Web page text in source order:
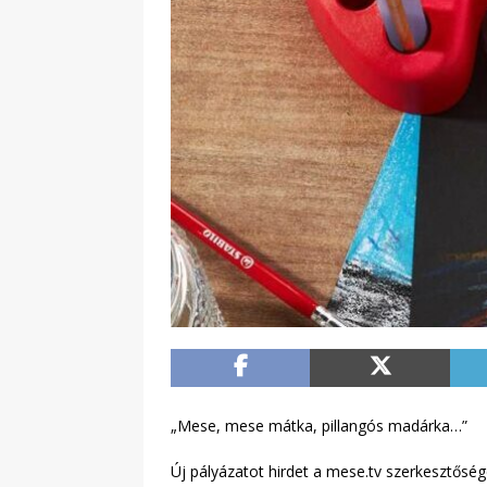
„Mese, mese mátka, pillangós madárka…”
Új pályázatot hirdet a mese.tv